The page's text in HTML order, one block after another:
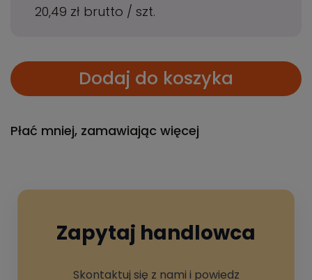
20,49 zł brutto / szt.
Dodaj do koszyka
Płać mniej, zamawiając więcej
Zapytaj handlowca
Skontaktuj się z nami i powiedz